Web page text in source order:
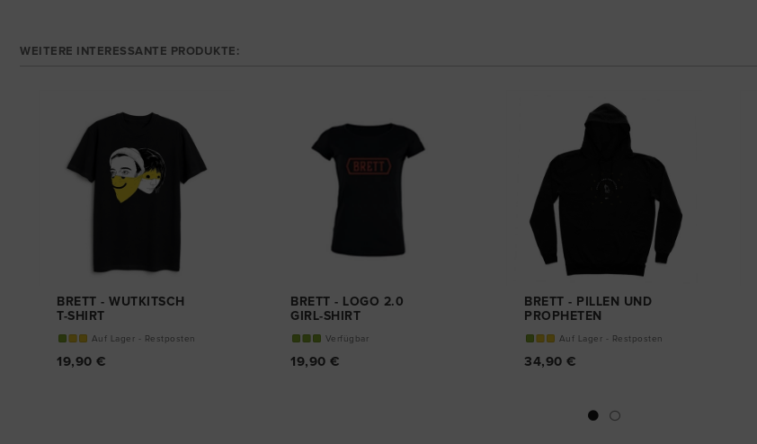
WEITERE INTERESSANTE PRODUKTE:
BRETT - WUTKITSCH
T-SHIRT
Auf Lager - Restposten
19,90 €
BRETT - LOGO 2.0
GIRL-SHIRT
Verfügbar
19,90 €
BRETT - PILLEN UND
PROPHETEN
Auf Lager - Restposten
34,90 €